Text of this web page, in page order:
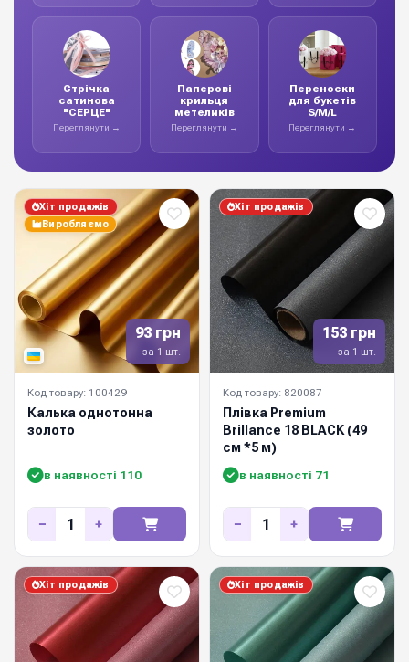
Стрічка
сатинова
"СЕРЦЕ"
Переглянути →
Паперові
крильця
метеликів
Переглянути →
Переноски
для букетів
S/M/L
Переглянути →
93 грн
за 1 шт.
Хіт продажів
Виробляємо
Код товару: 100429
Калька однотонна
золото
в наявності 110
− +
153 грн
за 1 шт.
Хіт продажів
Код товару: 820087
Плівка Premium
Brillance 18 BLACK (49
см *5 м)
в наявності 71
− +
Хіт продажів Хіт продажів